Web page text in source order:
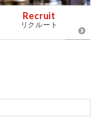
Recruit
リクルート